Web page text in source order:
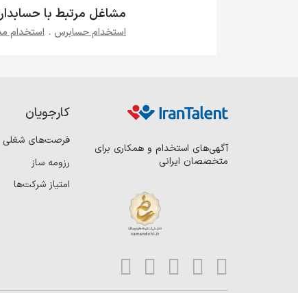
مشاغل مرتبط با
استخدام حسابرس . استخدام
آگهی‌های استخدام و همکاری برای
متخصصان ایرانی
کارجویان
فرصت‌های شغلی
رزومه ساز
امتیاز شرکت‌ها